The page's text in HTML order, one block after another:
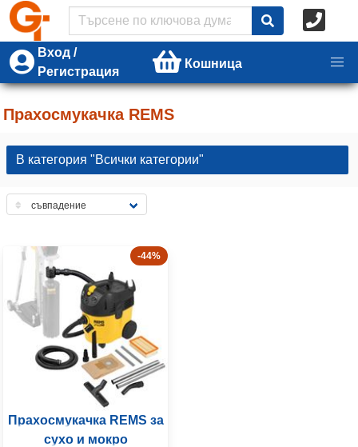
Вход /
Регистрация
Кошница
Прахосмукачка REMS
В категория "Всички категории"
-44%
Прахосмукачка REMS за
сухо и мокро